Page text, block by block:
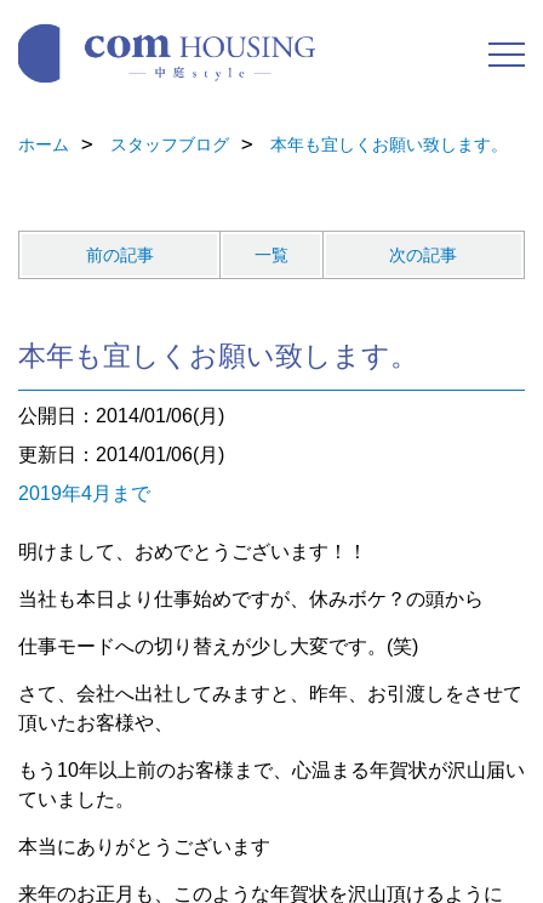
ホーム スタッフブログ 本年も宜しくお願い致します。
前の記事 一覧 次の記事
本年も宜しくお願い致します。
公開日：2014/01/06(月)
更新日：2014/01/06(月)
2019年4月まで
明けまして、おめでとうございます！！
当社も本日より仕事始めですが、休みボケ？の頭から
仕事モードへの切り替えが少し大変です。(笑)
さて、会社へ出社してみますと、昨年、お引渡しをさせて
頂いたお客様や、
もう10年以上前のお客様まで、心温まる年賀状が沢山届い
ていました。
本当にありがとうございます
来年のお正月も、このような年賀状を沢山頂けるように